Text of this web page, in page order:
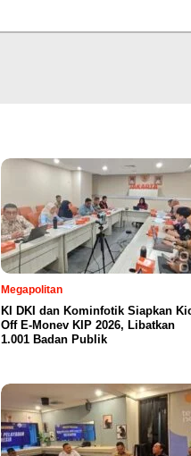
Megapolitan
KI DKI dan Kominfotik Siapkan
Off E-Monev KIP 2026, Libatkan
1.001 Badan Publik